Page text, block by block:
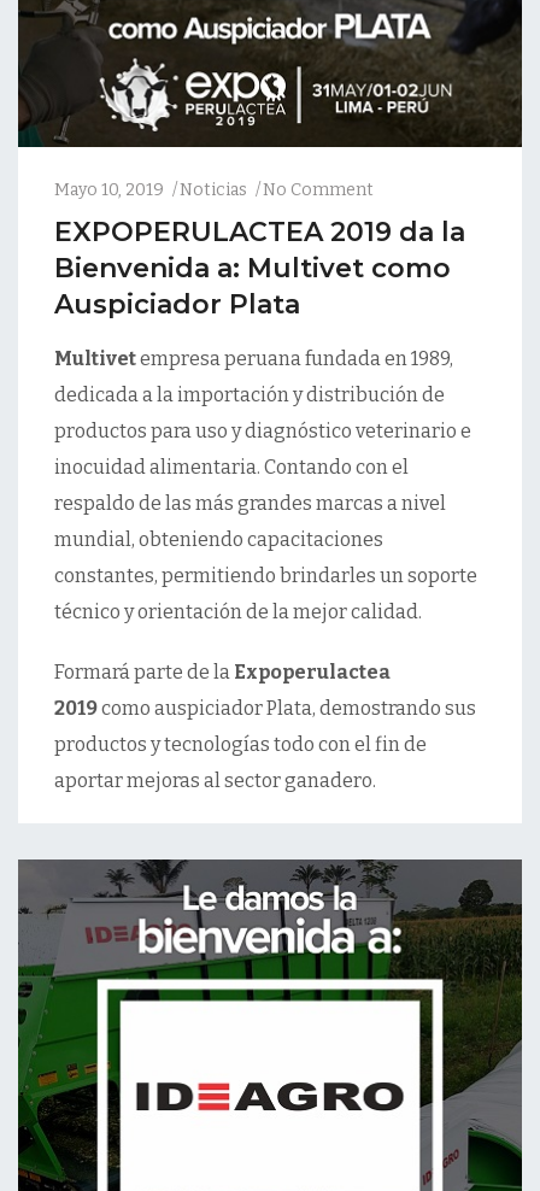
Mayo 10, 2019 Noticias No Comment
EXPOPERULACTEA 2019 da la
Bienvenida a: Multivet como
Auspiciador Plata
Multivetempresa peruana fundada en 1989,
dedicada a la importación y distribución de
productos para uso y diagnóstico veterinario e
inocuidad alimentaria. Contando con el
respaldo de las más grandes marcas a nivel
mundial, obteniendo capacitaciones
constantes, permitiendo brindarles un soporte
técnico y orientación de la mejor calidad.
Formará parte de la Expoperulactea
2019como auspiciador Plata, demostrando sus
productos y tecnologías todo con el fin de
aportar mejoras al sector ganadero.